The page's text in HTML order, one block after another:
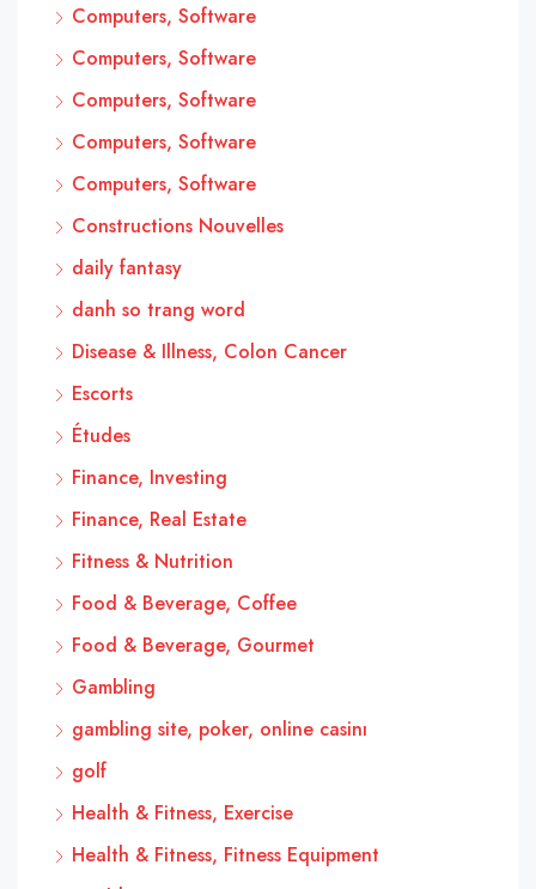
Computers, Software
Computers, Software
Computers, Software
Computers, Software
Computers, Software
Constructions Nouvelles
daily fantasy
danh so trang word
Disease & Illness, Colon Cancer
Escorts
Études
Finance, Investing
Finance, Real Estate
Fitness & Nutrition
Food & Beverage, Coffee
Food & Beverage, Gourmet
Gambling
gambling site, poker, online casinı
golf
Health & Fitness, Exercise
Health & Fitness, Fitness Equipment